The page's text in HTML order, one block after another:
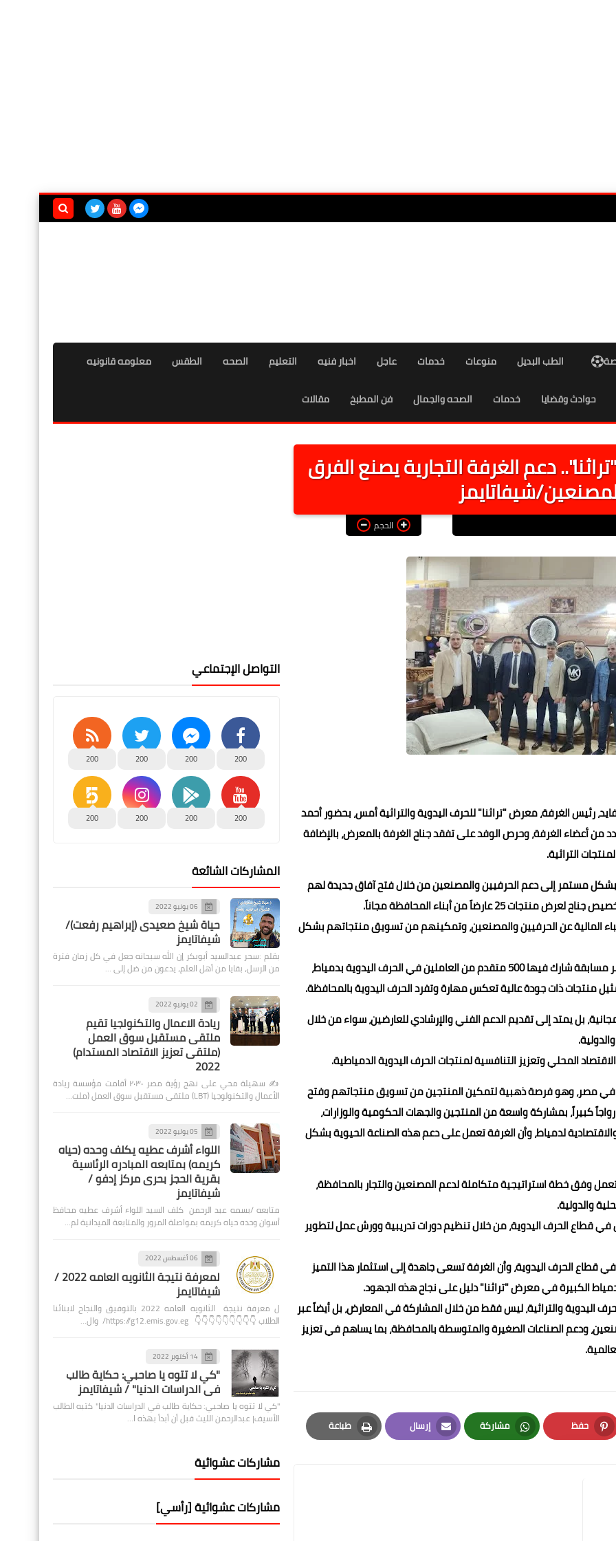
الطب البديل منوعات خدمات عاجل اخبار فنيه التعليم الصحه الطقس معلومه قانونيه
حوادث وقضايا خدمات الصحه والجمال فن المطبخ مقالات
دعم الغرفة التجارية يصنع الفرق
شيفاتايمز
الحجم
رئيس الغرفة، معرض "تراثنا" للحرف اليدوية والتراثية أمس، بحضور أحمد
أعضاء الغرفة، وحرص الوفد على تفقد جناح الغرفة بالمعرض، بالإضافة
التراثية.
بشكل مستمر إلى دعم الحرفيين والمصنعين من خلال فتح آفاق جديدة لهم
عارضاً من أبناء المحافظة مجاناً.
المالية عن الحرفيين والمصنعين، وتمكينهم من تسويق منتجاتهم بشكل
وأضاف فايد أن الغرفة لعبت دوراً محورياً في اختيار العارضين عبر مسابقة شارك فيها 500 متقدم من العاملين في الحرف اليدوية بدمياط،
منتجات ذات جودة عالية تعكس مهارة وتفرد الحرف اليدوية بالمحافظة.
بل يمتد إلى تقديم الدعم الفني والإرشادي للعارضين، سواء من خلال
المحلي وتعزيز التنافسية لمنتجات الحرف اليدوية الدمياطية.
في مصر، وهو فرصة ذهبية لتمكين المنتجين من تسويق منتجاتهم وفتح
كبيراً، بمشاركة واسعة من المنتجين والجهات الحكومية والوزارات،
لدمياط، وأن الغرفة تعمل على دعم هذه الصناعة الحيوية بشكل
وفق خطة استراتيجية متكاملة لدعم المصنعين والتجار بالمحافظة،
والدولية.
في قطاع الحرف اليدوية، من خلال تنظيم دورات تدريبية وورش عمل لتطوير
الحرف اليدوية، وأن الغرفة تسعى جاهدة إلى استثمار هذا التميز
الكبيرة في معرض "تراثنا" دليل على نجاح هذه الجهود.
اليدوية والتراثية، ليس فقط من خلال المشاركة في المعارض، بل أيضاً عبر
ودعم الصناعات الصغيرة والمتوسطة بالمحافظة، بما يساهم في تعزيز
حفظ
Pinterest
مشاركة
Whatsapp
إرسال
Email
طباعة
Print
التواصل الإجتماعي
200
200
200
200
200
200
200
200
المشاركات الشائعة
06 يونيو 2022
حياة شيخ صعيدى (إبراهيم رفعت)/
شيفاتايمز
بقلم :سحر عبدالسيد أبوبكر إن الله سبحانه جعل في كل زمان فترة
من الرسل، بقايا من أهل العلم، يدعون من ضل إلى …
02 يونيو 2022
ريادة الاعمال والتكنولجيا تقيم
ملتقى مستقبل سوق العمل
(ملتقى تعزيز الاقتصاد المستدام)
2022
✍️ سهيلة محي على نهج رؤية مصر ٢٠٣٠ أقامت مؤسسة ريادة
الأعمال والتكنولوجيا (LBT) ملتقى مستقبل سوق العمل (ملت…
05 يوليو 2022
اللواء أشرف عطيه يكلف وحده (حياه
كريمه) بمتابعه المبادره الرئاسية
بقرية الحجز بحرى مركز إدفو /
شيفاتايمز
متابعه /بسمه عبد الرحمن كلف السيد اللواء أشرف عطيه محافظ
أسوان وحده حياه كريمه بمواصلة المرور والمتابعة الميدانية لم…
06 أغسطس 2022
لمعرفة نتيجة الثانويه العامه 2022 /
شيفاتايمز
ل معرفة نتيجة الثانويه العامه 2022 بالتوفيق والنجاح لابنائنا
الطلاب 👇👇👇👇👇👇👇👇👇 https://g12.emis.gov.eg/ وال…
14 أكتوبر 2022
"كي لا تتوه يا صاحبي: حكاية طالب
في الدراسات الدنيا" / شيفاتايمز
"كي لا تتوه يا صاحبي: حكاية طالب في الدراسات الدنيا" كتبه الطالب
الأسيف| عبدالرحمن الليث قبل أن أبدأ بهذه ا…
مشاركات عشوائية
مشاركات عشوائية [رأسي]